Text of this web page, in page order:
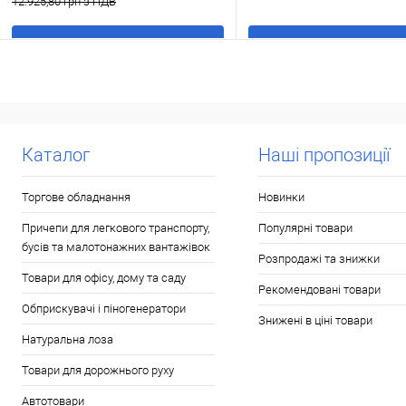
У обране
У обране
В
Каталог
Торгове обладнання
Причепи для легкового транспорту,
бусів та малотонажних вантажівок
Товари для офісу, дому та саду
Обприскувачі і піногенератори
Натуральна лоза
Товари для дорожнього руху
Автотовари
Наші пропозиції
Новинки
Популярні товари
Розпродажі та знижки
Рекомендовані товари
Знижені в ціні товари